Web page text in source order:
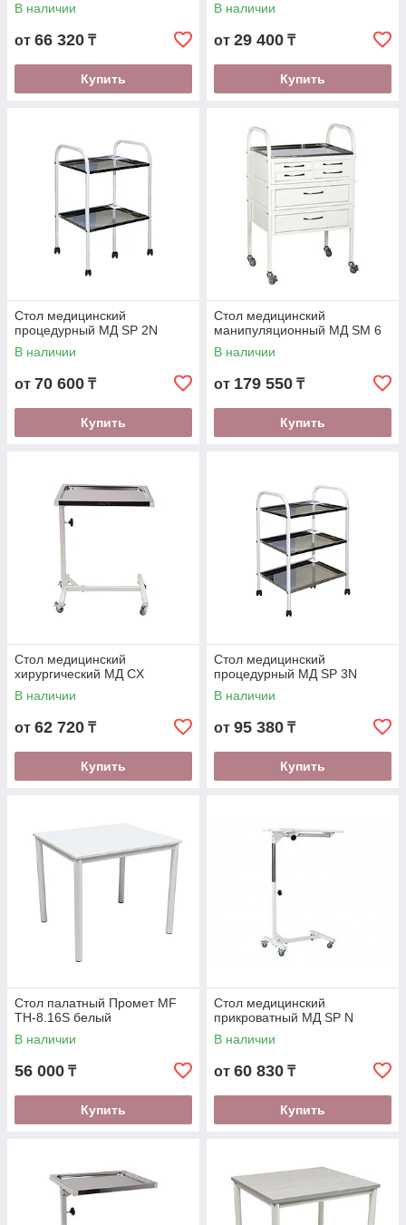
В наличии
от 66 320 ₸
Купить
В наличии
от 29 400 ₸
Купить
Стол медицинский
процедурный МД SP 2N
В наличии
от 70 600 ₸
Купить
Стол медицинский
манипуляционный МД SM 6
В наличии
от 179 550 ₸
Купить
Стол медицинский
хирургический МД CX
В наличии
от 62 720 ₸
Купить
Стол медицинский
процедурный МД SP 3N
В наличии
от 95 380 ₸
Купить
Стол палатный Промет MF
TH-8.16S белый
В наличии
56 000 ₸
Купить
Стол медицинский
прикроватный МД SP N
В наличии
от 60 830 ₸
Купить